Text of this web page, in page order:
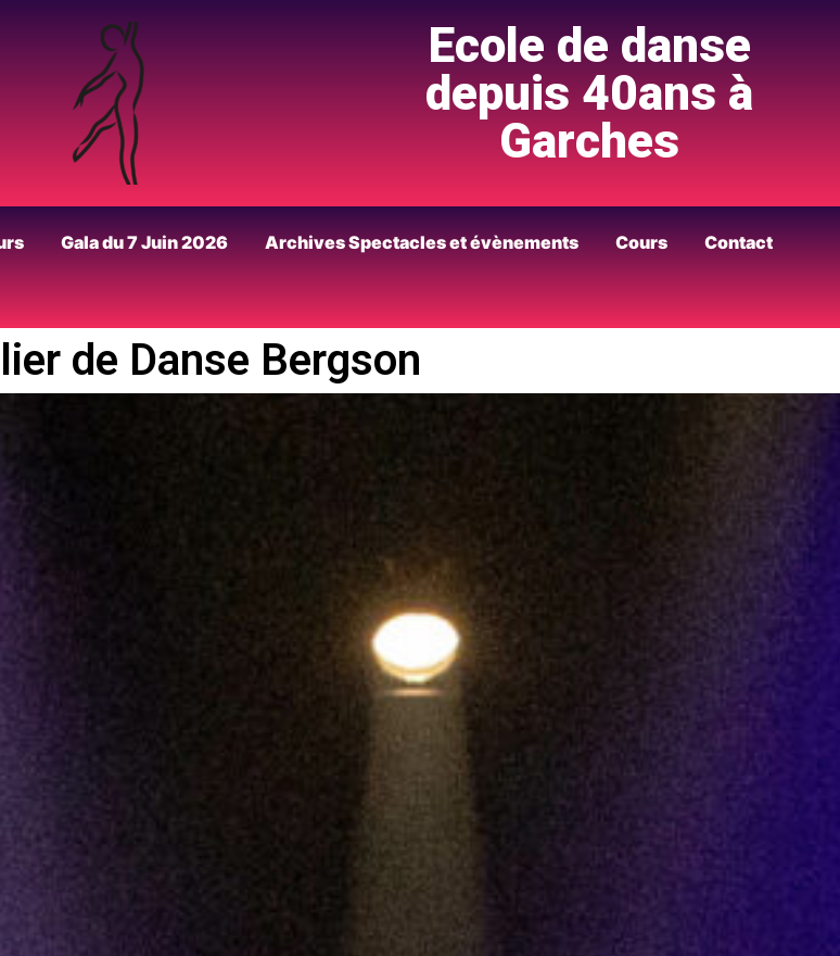
Ecole de danse
depuis 40ans à
Garches
Gala du 7 Juin 2026 Archives Spectacles et évènements Cours Contact
de Danse Bergson